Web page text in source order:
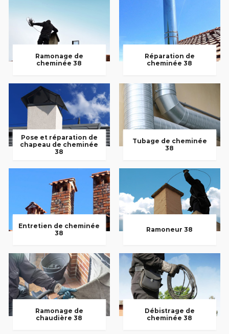
Ramonage de
cheminée 38
Réparation de
cheminée 38
Pose et réparation de
chapeau de cheminée
38
Tubage de cheminée
38
Entretien de cheminée
38
Ramoneur 38
Ramonage de
chaudière 38
Débistrage de
cheminée 38